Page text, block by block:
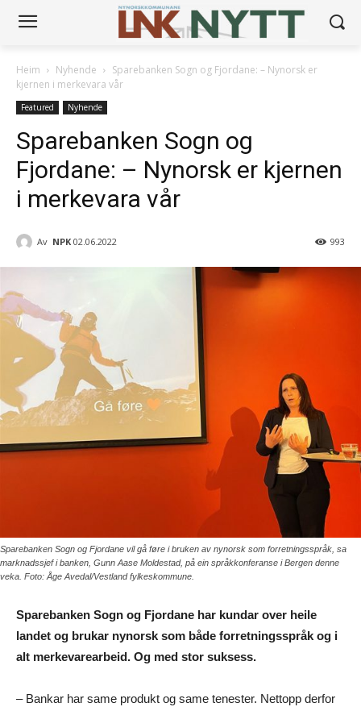
Heim Nyhende
Sparebanken Sogn og Fjordane: – Nynorsk er
kjernen i merkevara vår
Featured Nyhende
Sparebanken Sogn og
Fjordane: – Nynorsk er kjernen
i merkevara vår
Av NPK 02.06.2022 993
Sparebanken Sogn og Fjordane vil gå føre i bruken av nynorsk som forretningsspråk, sa
marknadssjef i banken, Gunn Aase Moldestad, på ein språkkonferanse i Bergen denne
veka. Foto: Åge Avedal/Vestland fylkeskommune.
Sparebanken Sogn og Fjordane har kundar over heile
landet og brukar nynorsk som både forretningsspråk og i
alt merkevarearbeid. Og med stor suksess.
– Bankar har same produkt og same tenester. Nettopp derfor